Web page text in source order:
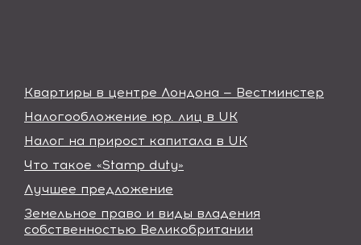
Квартиры в центре Лондона — Вестминстер
Налогообложение юр. лиц в UK
Налог на прирост капитала в UK
Что такое «Stamp duty»
Лучшее предложение
Земельное право и виды владения
собственностью Великобритании